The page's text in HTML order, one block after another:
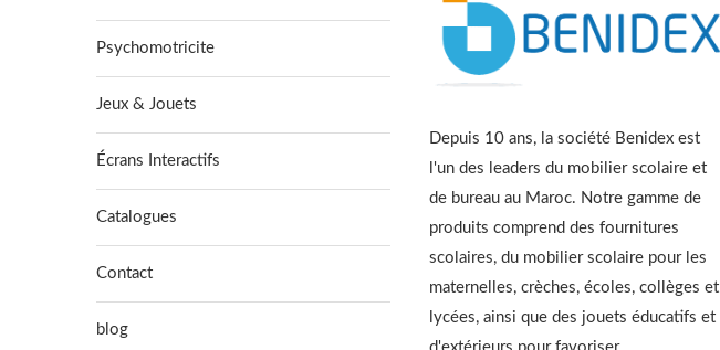
Psychomotricite
Jeux & Jouets
Écrans Interactifs
Catalogues
Contact
blog
Depuis 10 ans, la société Benidex est
l'un des leaders du mobilier scolaire et
de bureau au Maroc. Notre gamme de
produits comprend des fournitures
scolaires, du mobilier scolaire pour les
maternelles, crèches, écoles, collèges et
lycées, ainsi que des jouets éducatifs et